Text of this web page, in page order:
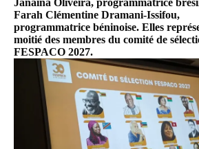
Janaina Oliveira, programmatrice
Farah Clémentine Dramani-Issifou,
programmatrice béninoise. Elles
moitié des membres du comité de
FESPACO 2027.